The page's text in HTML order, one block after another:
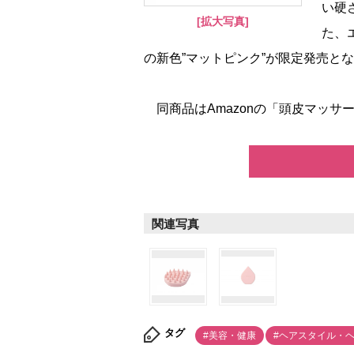
[拡大写真]
い硬
た、
の新色”マットピンク”が限定発売と
同商品はAmazonの「頭皮マッサ
関連写真
タグ #美容・健康 #ヘアスタイル・